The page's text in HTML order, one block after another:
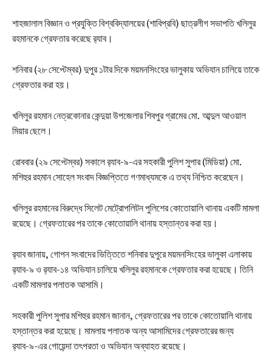
শাহজালাল বিজ্ঞান ও প্রযুক্তি বিশ্ববিদ্যালয়ের (শাবিপ্রবি) ছাত্রলীগ সভাপতি খলিলুর
রহমানকে গ্রেফতার করেছে র‌্যাব।
শনিবার (২৮ সেপ্টেম্বর) দুপুর ১টার দিকে ময়মনসিংহের ভালুকায় অভিযান চালিয়ে তাকে
গ্রেফতার করা হয়।
খলিলুর রহমান নেত্রকোনার কেন্দুয়া উপজেলার শিবপুর গ্রামের মো. আব্দুল আওয়াল
মিয়ার ছেলে।
রোববার (২৯ সেপ্টেম্বর) সকালে র‌্যাব-৯-এর সহকারী পুলিশ সুপার (মিডিয়া) মো.
মশিহুর রহমান সোহেল সংবাদ বিজ্ঞপ্তিতে গণমাধ্যমকে এ তথ্য নিশ্চিত করেছেন।
খলিলুর রহমানের বিরুদ্ধে সিলেট মেট্রোপলিটন পুলিশের কোতোয়ালি থানায় একটি মামলা
রয়েছে। গ্রেফতারের পর তাকে কোতোয়ালি থানায় হস্তান্তর করা হয়।
র‌্যাব জানায়, গোপন সংবাদের ভিত্তিতে শনিবার দুপুরে ময়মনসিংহের ভালুকা এলাকায়
র‌্যাব-৯ ও র‌্যাব-১৪ অভিযান চালিয়ে খলিলুর রহমানকে গ্রেফতার করা হয়েছে। তিনি
একটি মামলার পলাতক আসামি।
সহকারী পুলিশ সুপার মশিহুর রহমান জানান, গ্রেফতারের পর তাকে কোতোয়ালি থানায়
হস্তান্তর করা হয়েছে। মামলায় পলাতক অন্য আসামিদের গ্রেফতারের জন্য
র‌্যাব-৯-এর গোয়েন্দা তৎপরতা ও অভিযান অব্যাহত রয়েছে।